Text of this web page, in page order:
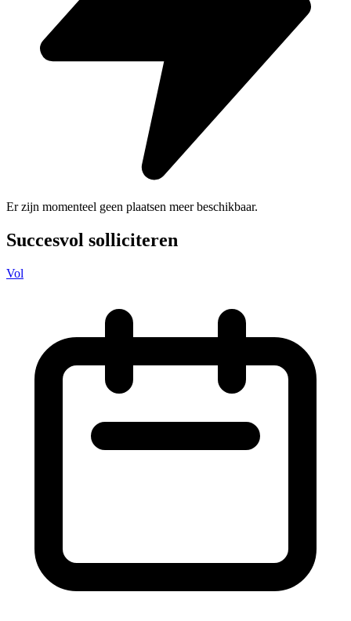
Er zijn momenteel geen plaatsen meer beschikbaar.
Succesvol solliciteren
Vol